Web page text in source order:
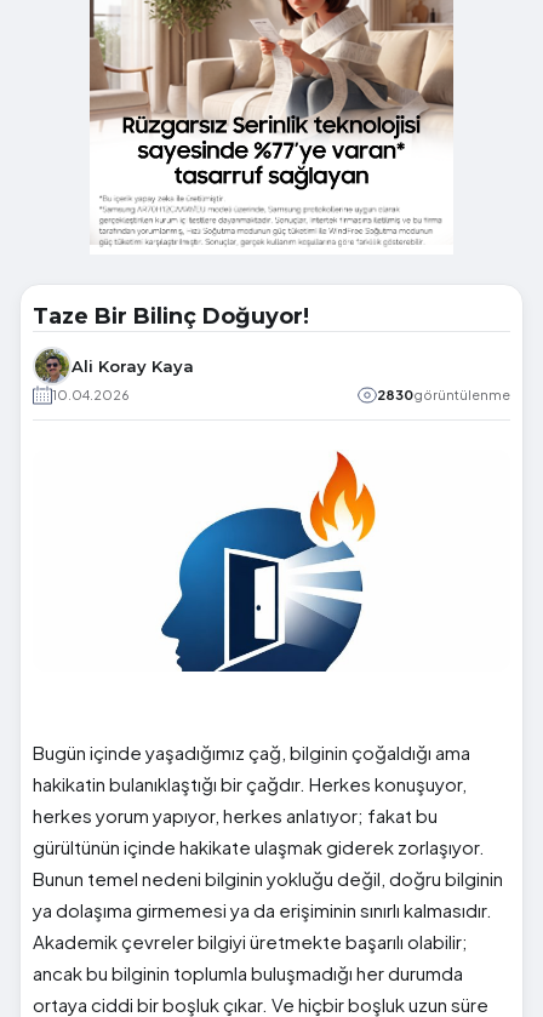
Taze Bir Bilinç Doğuyor!
Ali Koray Kaya
10.04.2026 2830görüntülenme
Bugün içinde yaşadığımız çağ, bilginin çoğaldığı ama
hakikatin bulanıklaştığı bir çağdır. Herkes konuşuyor,
herkes yorum yapıyor, herkes anlatıyor; fakat bu
gürültünün içinde hakikate ulaşmak giderek zorlaşıyor.
Bunun temel nedeni bilginin yokluğu değil, doğru bilginin
ya dolaşıma girmemesi ya da erişiminin sınırlı kalmasıdır.
Akademik çevreler bilgiyi üretmekte başarılı olabilir;
ancak bu bilginin toplumla buluşmadığı her durumda
ortaya ciddi bir boşluk çıkar. Ve hiçbir boşluk uzun süre